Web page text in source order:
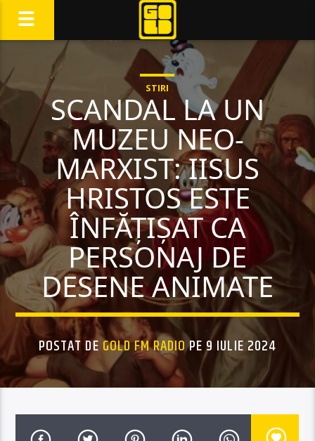
STIRI
SCANDAL LA UN
MUZEU NEO-
MARXIST: IISUS
HRISTOS ESTE
ÎNFĂȚIȘAT CA
PERSONAJ DE
DESENE ANIMATE
POSTAT DEGOLD FM RADIOPE 9 IULIE 2024